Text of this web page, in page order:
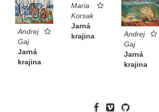
Maria
Korsak
Jarná
krajina
Andrej
Gaj
Jarná
krajina
Andrej
Gaj
Jarná
krajina